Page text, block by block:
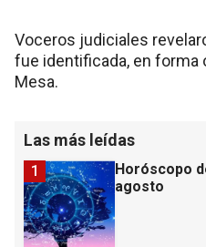
Voceros judiciales
fue identificada, en forma
Mesa.
Las más leídas
Horóscopo
agosto
1